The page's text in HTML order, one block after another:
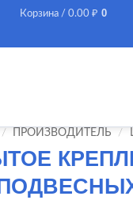
Корзина / 0.00 ₽ 0
/ ПРОИЗВОДИТЕЛЬ /